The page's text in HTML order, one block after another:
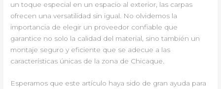
un toque especial en un espacio al exterior, las carpas
ofrecen una versatilidad sin igual. No olvidemos la
importancia de elegir un proveedor confiable que
garantice no solo la calidad del material, sino también un
montaje seguro y eficiente que se adecue a las
características únicas de la zona de Chicaque.
Esperamos que este artículo haya sido de gran ayuda para